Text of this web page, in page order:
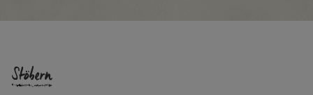
Stöbern